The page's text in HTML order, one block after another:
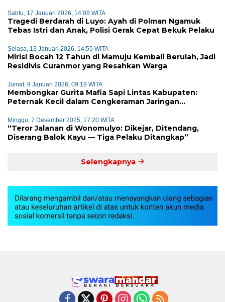
Sabtu, 17 Januari 2026, 14:08 WITA
Tragedi Berdarah di Luyo: Ayah di Polman Ngamuk
Tebas Istri dan Anak, Polisi Gerak Cepat Bekuk Pelaku
Selasa, 13 Januari 2026, 14:55 WITA
Miris! Bocah 12 Tahun di Mamuju Kembali Berulah, Jadi
Residivis Curanmor yang Resahkan Warga
Jumat, 9 Januari 2026, 09:18 WITA
Membongkar Gurita Mafia Sapi Lintas Kabupaten:
Peternak Kecil dalam Cengkeraman Jaringan
Minggu, 7 Desember 2025, 17:20 WITA
“Teror Jalanan di Wonomulyo: Dikejar, Ditendang,
Diserang Balok Kayu — Tiga Pelaku Ditangkap”
Selengkapnya